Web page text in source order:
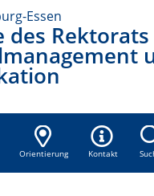
Essen
des Rektorats
Orientierung Kontakt